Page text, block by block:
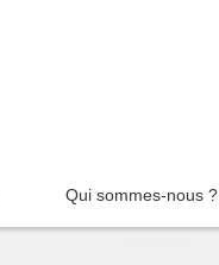
Qui sommes-nous ?